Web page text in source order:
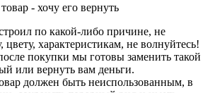
- хочу его вернуть
по какой-либо причине, не
характеристикам, не волнуйтесь!
покупки мы готовы заменить такой
или вернуть вам деньги.
должен быть неиспользованным, в